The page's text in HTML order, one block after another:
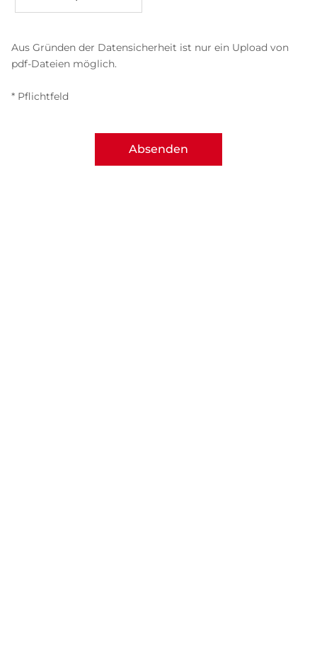
Aus Gründen der Datensicherheit ist nur ein Upload von
pdf-Dateien möglich.
* Pflichtfeld
Absenden